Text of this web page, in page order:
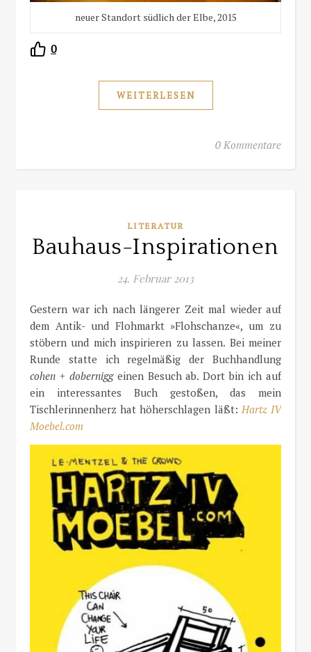
neuer Standort südlich der Elbe, 2015
0
WEITERLESEN
0 Kommentare
LITERATUR
Bauhaus-Inspirationen
24. Februar 2013
Gestern war ich nach längerer Zeit mal wieder auf
dem Antik- und Flohmarkt »Flohschanze«, um zu
stöbern und mich inspirieren zu lassen. Bei meiner
Runde statte ich regelmäßig der Buchhandlung
cohen + doberniggeinen Besuch ab. Dort bin ich auf
ein interessantes Buch gestoßen, das mein
Tischlerinnenherz hat höherschlagen läßt: Hartz IV
Moebel.com